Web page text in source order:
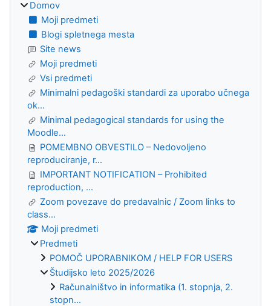
Domov
Moji predmeti
Blogi spletnega mesta
Site news
Moji predmeti
Vsi predmeti
Minimalni pedagoški standardi za uporabo učnega
ok...
Minimal pedagogical standards for using the
Moodle...
POMEMBNO OBVESTILO – Nedovoljeno
reproduciranje, r...
IMPORTANT NOTIFICATION – Prohibited
reproduction, ...
Zoom povezave do predavalnic / Zoom links to
class...
Moji predmeti
Predmeti
POMOČ UPORABNIKOM / HELP FOR USERS
Študijsko leto 2025/2026
Računalništvo in informatika (1. stopnja, 2.
stopn...